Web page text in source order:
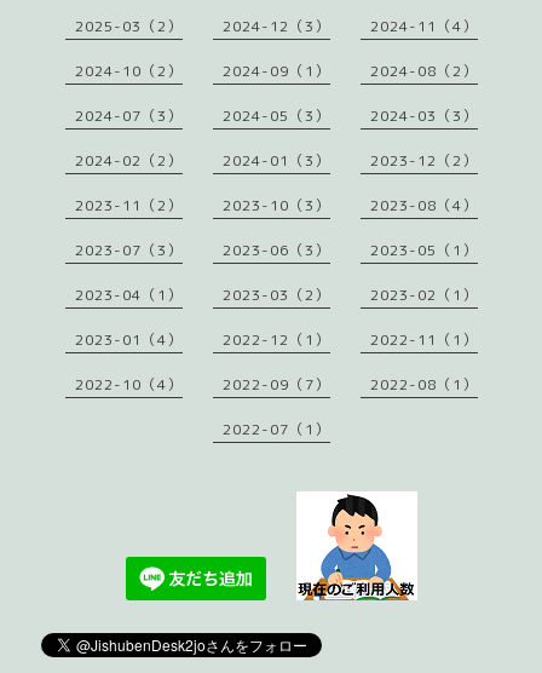
2025-03（2） 2024-12（3） 2024-11（4）
2024-10（2） 2024-09（1） 2024-08（2）
2024-07（3） 2024-05（3） 2024-03（3）
2024-02（2） 2024-01（3） 2023-12（2）
2023-11（2） 2023-10（3） 2023-08（4）
2023-07（3） 2023-06（3） 2023-05（1）
2023-04（1） 2023-03（2） 2023-02（1）
2023-01（4） 2022-12（1） 2022-11（1）
2022-10（4） 2022-09（7） 2022-08（1）
2022-07（1）